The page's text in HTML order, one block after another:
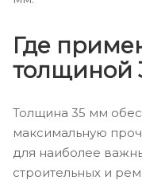
Где
толщиной
Толщина 35 мм
максимальную
для наиболее
строительных и